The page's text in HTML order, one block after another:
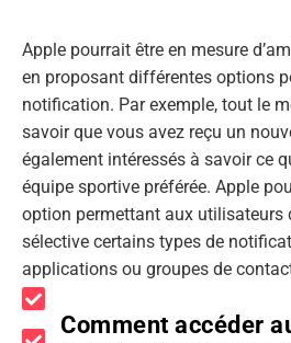
Apple pourrait être en mesure
en proposant différentes options
notification. Par exemple, tout le
savoir que vous avez reçu un
également intéressés à savoir ce
équipe sportive préférée. Apple
option permettant aux utilisateurs
sélective certains types de
applications ou groupes de
Comment accéder